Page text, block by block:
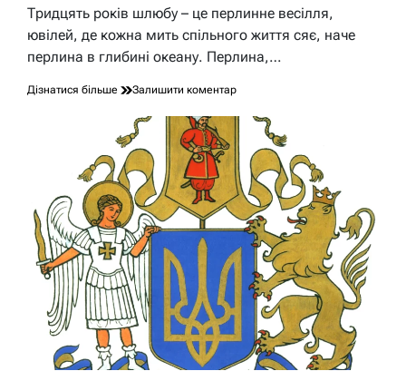
час
читання
Тридцять років шлюбу – це перлинне весілля,
ювілей, де кожна мить спільного життя сяє, наче
перлина в глибині океану. Перлина,…
Дізнатися більше Залишити коментардо
років
весілля:
перлинне
весілля
–
коштовність,
народжена
часом